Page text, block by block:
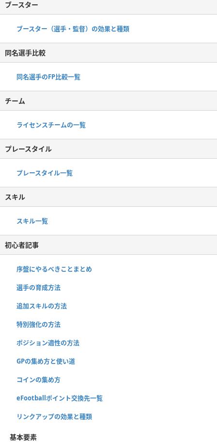
ブースター
ブースター（選手・監督）の効果と種類
同名選手比較
同名選手のFP比較一覧
チーム
ライセンスチームの一覧
プレースタイル
プレースタイル一覧
スキル
スキル一覧
初心者記事
序盤にやるべきことまとめ
選手の育成方法
追加スキルの方法
特別強化の方法
ポジション適性の方法
GPの集め方と使い道
コインの集め方
eFootballポイント交換先一覧
リンクアップの効果と種類
基本要素